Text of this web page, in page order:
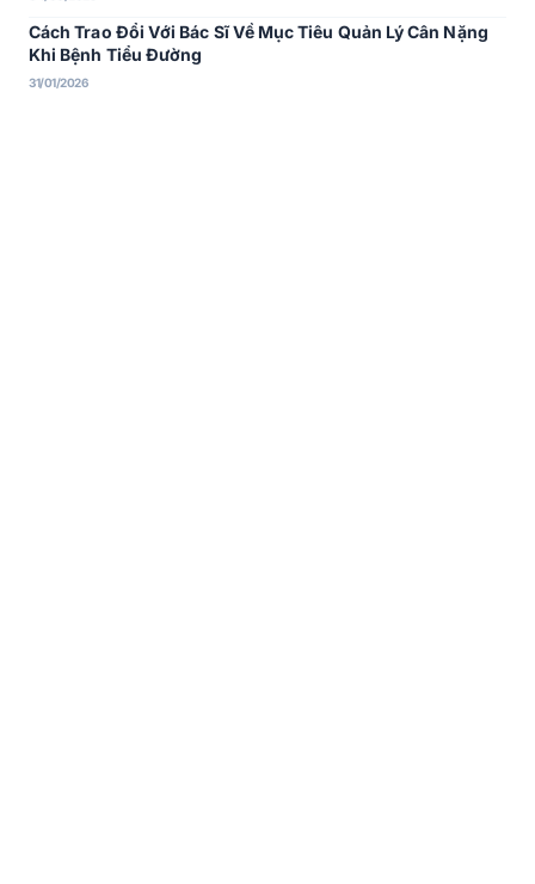
Cách Trao Đổi Với Bác Sĩ Về Mục Tiêu Quản Lý Cân Nặng
Khi Bệnh Tiểu Đường
31/01/2026